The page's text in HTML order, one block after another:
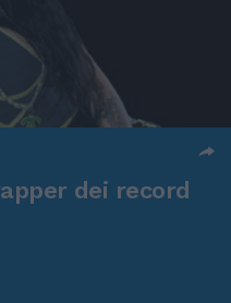
dei record